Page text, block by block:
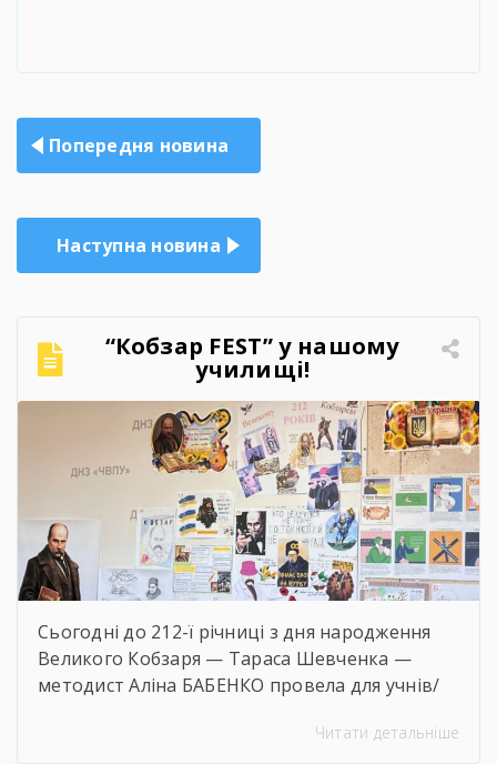
Навігація
записів
Попередня новина
Наступна новина
“Кобзар FEST” у нашому
училищі!
Сьогодні до 212-ї річниці з дня народження
Великого Кобзаря — Тараса Шевченка —
методист Аліна БАБЕНКО провела для учнів/
закладу інтерактивний захід «КобзарЧитати детальніше